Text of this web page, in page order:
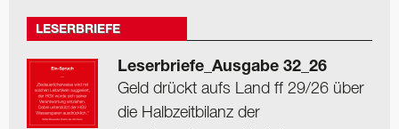
LESERBRIEFE
Leserbriefe_Ausgabe 32_26
Geld drückt aufs Land ff 29/26 über
die Halbzeitbilanz der